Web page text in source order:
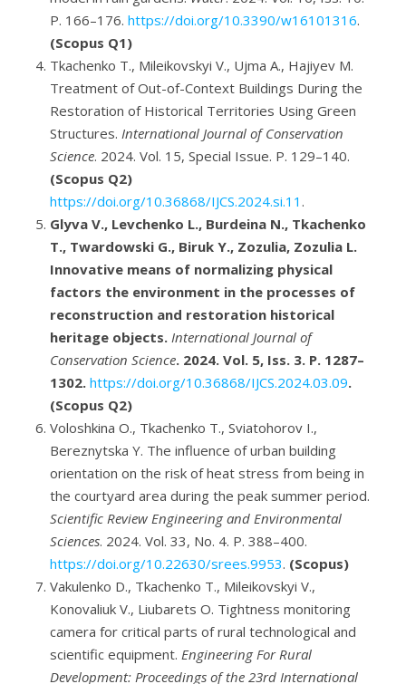
P. 166–176. https://doi.org/10.3390/w16101316.
(Scopus Q1)
Tkachenko T., Mileikovskyi V., Ujma A., Hajiyev M.
Treatment of Out-of-Context Buildings During the
Restoration of Historical Territories Using Green
Structures. International Journal of Conservation
Science. 2024. Vol. 15, Special Issue. P. 129–140.
(Scopus Q2)
https://doi.org/10.36868/IJCS.2024.si.11 .
Glyva V., Levchenko L., Burdeina N., Tkachenko
T., Twardowski G., Biruk Y., Zozulia, Zozulia L.
Innovative means of normalizing physical
factors the environment in the processes of
reconstruction and restoration historical
heritage objects. International Journal of
Conservation Science. 2024. Vol. 5, Iss. 3. P. 1287–
1302. https://doi.org/10.36868/IJCS.2024.03.09.
(Scopus Q2)
Voloshkina O., Tkachenko T., Sviatohorov I.,
Bereznytska Y. The influence of urban building
orientation on the risk of heat stress from being in
the courtyard area during the peak summer period.
Scientific Review Engineering and Environmental
Sciences. 2024. Vol. 33, No. 4. P. 388–400.
https://doi.org/10.22630/srees.9953. (Scopus)
Vakulenko D., Tkachenko T., Mileikovskyi V.,
Konovaliuk V., Liubarets O. Tightness monitoring
camera for critical parts of rural technological and
scientific equipment. Engineering For Rural
Development: Proceedings of the 23rd International